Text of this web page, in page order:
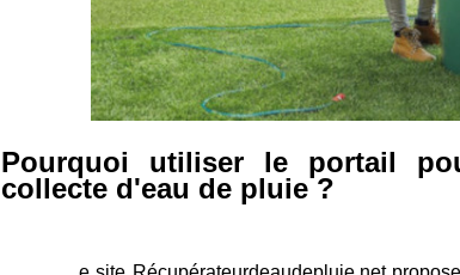
Pourquoi utiliser le portail
collecte d'eau de pluie ?